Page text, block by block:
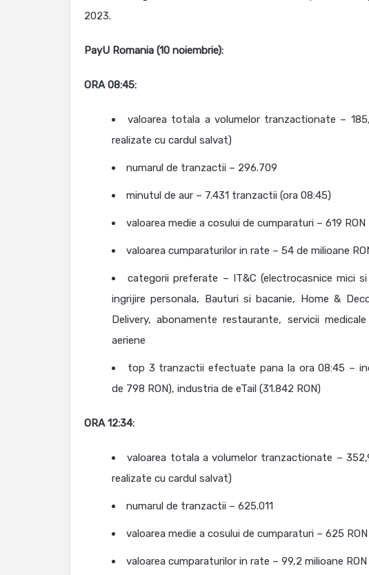
2023.
PayU Romania (10 noiembrie):
ORA 08:45:
valoarea totala a volumelor tranzactionate –
realizate cu cardul salvat)
numarul de tranzactii – 296.709
minutul de aur – 7.431 tranzactii (ora 08:45)
valoarea medie a cosului de cumparaturi – 619 RON
valoarea cumparaturilor in rate – 54 de milioane
categorii preferate – IT&C (electrocasnice mici
ingrijire personala, Bauturi si bacanie, Home &
Delivery, abonamente restaurante, servicii
aeriene
top 3 tranzactii efectuate pana la ora 08:45 –
de 798 RON), industria de eTail (31.842 RON)
ORA 12:34:
valoarea totala a volumelor tranzactionate –
realizate cu cardul salvat)
numarul de tranzactii – 625.011
valoarea medie a cosului de cumparaturi – 625 RON
valoarea cumparaturilor in rate – 99,2 milioane RON